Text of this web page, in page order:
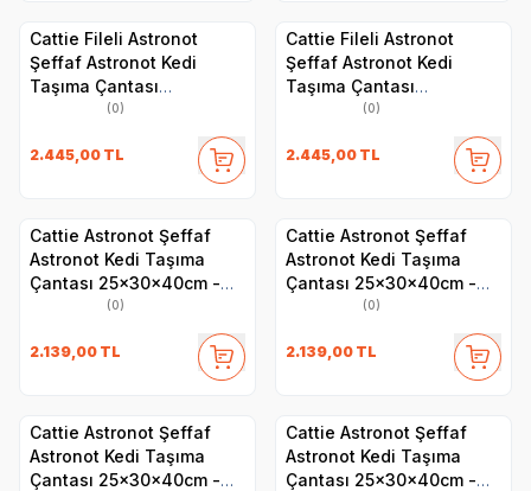
Cattie Fileli Astronot
Şeffaf Astronot Kedi
Taşıma Çantası
25x60x40cm - Yeşil
(0)
2.445,00 TL
Cattie Fileli Astronot
Şeffaf Astronot Kedi
Taşıma Çantası
25x60x40cm - Mavi
(0)
2.445,00 TL
Cattie Astronot Şeffaf
Astronot Kedi Taşıma
Çantası 25x30x40cm -
(0)
2.139,00 TL
Cattie Astronot Şeffaf
Astronot Kedi Taşıma
Çantası 25x30x40cm -
(0)
2.139,00 TL
Cattie Astronot Şeffaf
Astronot Kedi Taşıma
Çantası 25x30x40cm -
Cattie Astronot Şeffaf
Astronot Kedi Taşıma
Çantası 25x30x40cm -